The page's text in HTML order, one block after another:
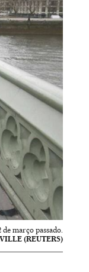
março passado.
(REUTERS)